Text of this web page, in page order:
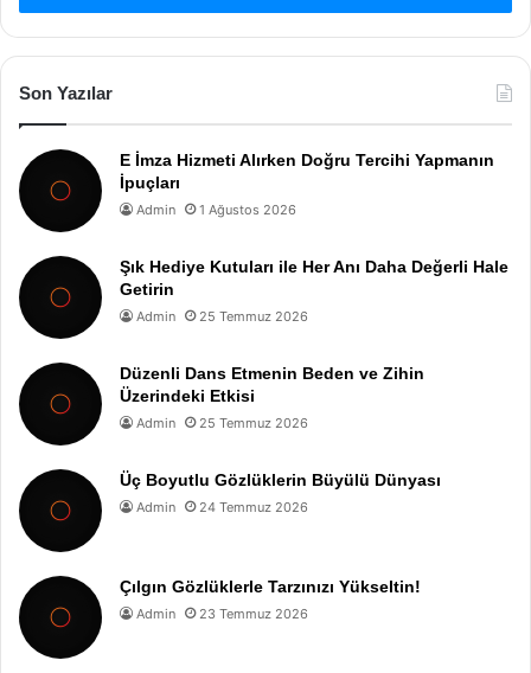
Son Yazılar
E İmza Hizmeti Alırken Doğru Tercihi Yapmanın
İpuçları
Admin 1 Ağustos 2026
Şık Hediye Kutuları ile Her Anı Daha Değerli Hale
Getirin
Admin 25 Temmuz 2026
Düzenli Dans Etmenin Beden ve Zihin
Üzerindeki Etkisi
Admin 25 Temmuz 2026
Üç Boyutlu Gözlüklerin Büyülü Dünyası
Admin 24 Temmuz 2026
Çılgın Gözlüklerle Tarzınızı Yükseltin!
Admin 23 Temmuz 2026